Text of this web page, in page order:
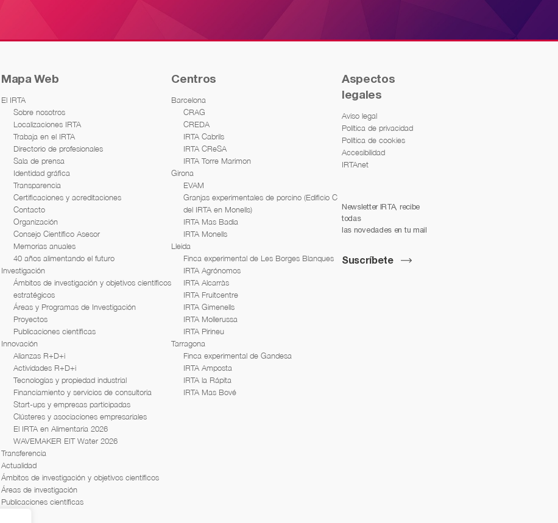
Mapa Web
El IRTA
Sobre nosotros
Localizaciones IRTA
Trabaja en el IRTA
Directorio de profesionales
Sala de prensa
Identidad gráfica
Transparencia
Certificaciones y acreditaciones
Contacto
Organización
Consejo Científico Asesor
Memorias anuales
40 años alimentando el futuro
Investigación
Ámbitos de investigación y objetivos científicos
estratégicos
Áreas y Programas de Investigación
Proyectos
Publicaciones científicas
Innovación
Alianzas R+D+i
Actividades R+D+i
Tecnologías y propiedad industrial
Financiamiento y servicios de consultoria
Start-ups y empresas participadas
Clústeres y asociaciones empresariales
El IRTA en Alimentaria 2026
WAVEMAKER EIT Water 2026
Transferencia
Actualidad
Ámbitos de investigación y objetivos científicos
Áreas de investigación
Publicaciones científicas
Centros
Barcelona
CRAG
CREDA
IRTA Cabrils
IRTA CReSA
IRTA Torre Marimon
Girona
EVAM
Granjas experimentales de porcino (Edificio C
del IRTA en Monells)
IRTA Mas Badia
IRTA Monells
Lleida
Finca experimental de Les Borges Blanques
IRTA Agrónomos
IRTA Alcarràs
IRTA Fruitcentre
IRTA Gimenells
IRTA Mollerussa
IRTA Pirineu
Tarragona
Finca experimental de Gandesa
IRTA Amposta
IRTA la Rápita
IRTA Mas Bové
Aspectos
legales
Aviso legal
Política de privacidad
Política de cookies
Accesibilidad
IRTAnet
Newsletter IRTA, recibe
todas
las novedades en tu mail
Suscríbete